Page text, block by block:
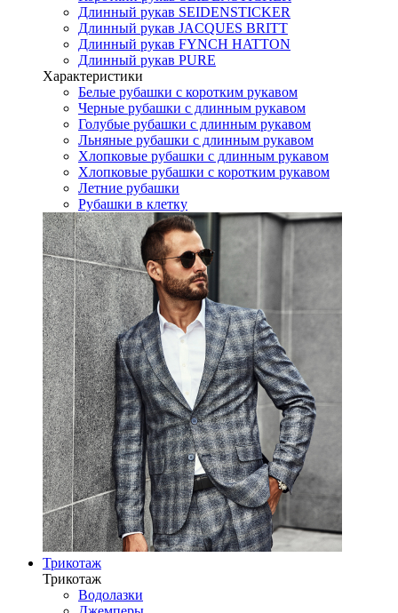
Длинный рукав SEIDENSTICKER
Длинный рукав JAСQUES BRITT
Длинный рукав FYNCH HATTON
Длинный рукав PURE
Характеристики
Белые рубашки с коротким рукавом
Черные рубашки с длинным рукавом
Голубые рубашки с длинным рукавом
Льняные рубашки с длинным рукавом
Хлопковые рубашки с длинным рукавом
Хлопковые рубашки с коротким рукавом
Летние рубашки
Рубашки в клетку
Трикотаж
Трикотаж
Водолазки